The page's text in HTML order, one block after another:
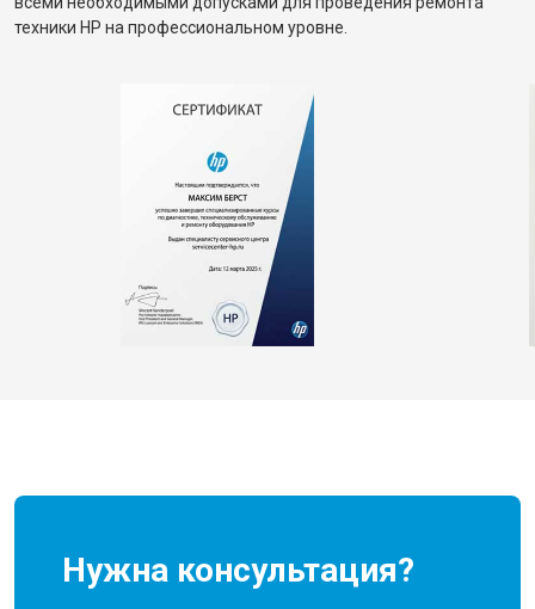
техники HP на профессиональном уровне.
Нужна консультация?